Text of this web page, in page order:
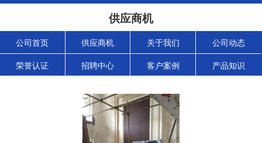
供应商机
公司首页 供应商机 关于我们 公司动态
荣誉认证 招聘中心 客户案例 产品知识